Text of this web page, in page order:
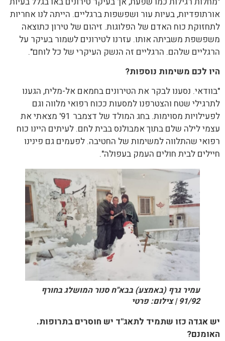
אורתופדיות, בעיות עור ושפשפות ברגליים. הייתה לנו אחריות
לתחזוקת כוח האדם של הפלוגות. זיהום של טירון כתוצאה
משפשפת משביתה אותו. עזרנו לטירונים לשמור בעיקר על
הרגליים שלהם. הרגליים זה הנשק העיקרי של כל לוחם".
היו לכם משימות נוספות?
"בוודאי. נסענו לבקר את הטירונים בחמאם אל-מליח, הגענו
לתרגילי שטח והצטרפנו למסעות ככוח רפואי מלווה וגם
לפעילויות מסוימות. בחג המולד של דצמבר 91' מצאתי את
עצמי לילה שלם בתוך אמבולנס בבית לחם. לעיתים היינו כוח
רפואי שהתלווה למשימות של החטיבה. לפעמים גם פינינו
חיילים לבית חולים העמק בעפולה".
עמיר גרף (באמצע) בבא"ח סנור המושלג בחורף
91/92 | צילום: פרטי
יש אגדה כזו שתמיד לתאג"ד יש חוסרים בתרופות.
האומנם?